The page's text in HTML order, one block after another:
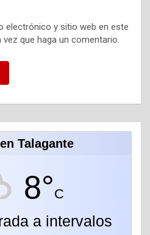
electrónico y sitio web en este
que haga un comentario.
Talagante
8°C
a intervalos